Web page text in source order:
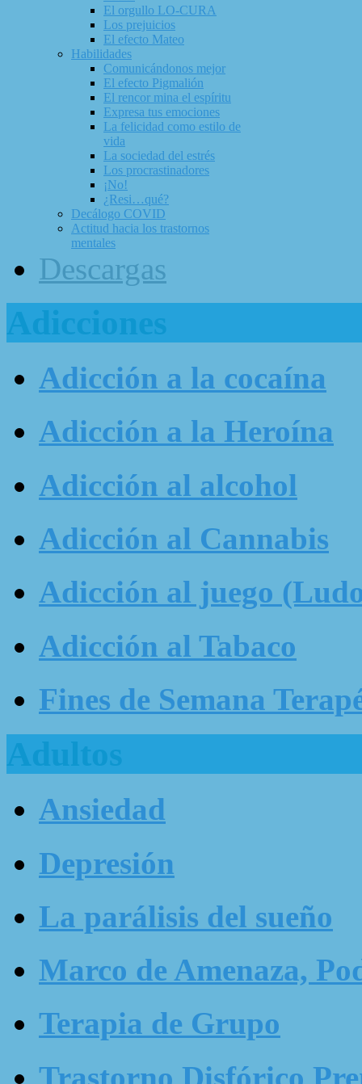
El orgullo LO-CURA
Los prejuicios
El efecto Mateo
Habilidades
Comunicándonos mejor
El efecto Pigmalión
El rencor mina el espíritu
Expresa tus emociones
La felicidad como estilo de
vida
La sociedad del estrés
Los procrastinadores
¡No!
¿Resi…qué?
Decálogo COVID
Actitud hacia los trastornos
mentales
Descargas
Adicciones
Adicción a la cocaína
Adicción a la Heroína
Adicción al alcohol
Adicción al Cannabis
Adicción al juego
Adicción al Tabaco
Fines de Semana
Adultos
Ansiedad
Depresión
La parálisis del sueño
Marco de Amenaza,
Terapia de Grupo
Trastorno Disfórico